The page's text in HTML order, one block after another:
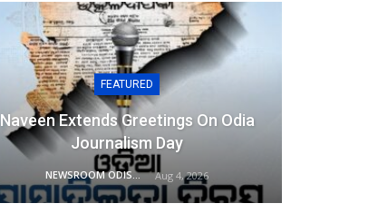
FEATURED
Naveen Extends Greetings On Odia
Journalism Day
NEWSROOM ODISHA NETWORK Aug 4, 2026